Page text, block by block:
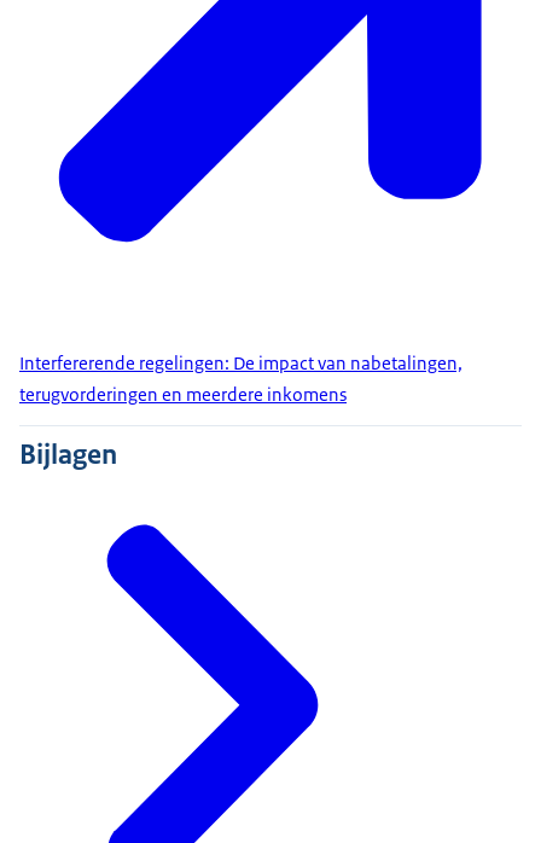
Interfererende regelingen: De impact van nabetalingen,
terugvorderingen en meerdere inkomens
Bijlagen